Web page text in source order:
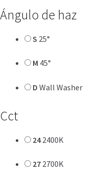
Ángulo de haz
S 25°
M 45°
D Wall Washer
Cct
242400K
27 2700K